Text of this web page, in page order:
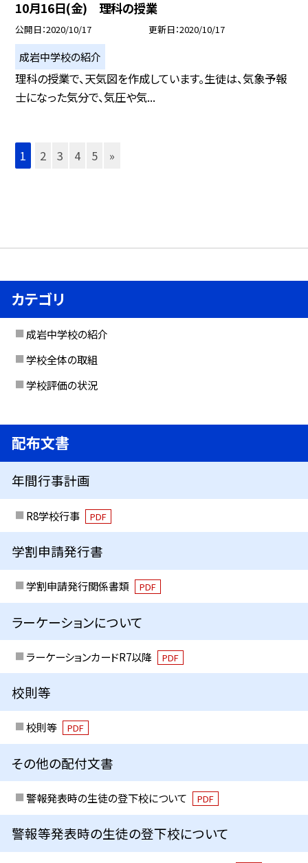
10月16日(金) 理科の授業
公開日 2020/10/17 更新日 2020/10/17
成岩中学校の紹介
理科の授業で、天気図を作成しています。生徒は、気象予報
士になった気分で、気圧や気...
1 2 3 4 5 »
カテゴリ
成岩中学校の紹介
学校全体の取組
学校評価の状況
配布文書
年間行事計画
R8学校行事 PDF
学割申請発行書
学割申請発行関係書類 PDF
ラーケーションについて
ラーケーションカードR7以降 PDF
校則等
校則等 PDF
その他の配付文書
警報発表時の生徒の登下校について PDF
警報等発表時の生徒の登下校について